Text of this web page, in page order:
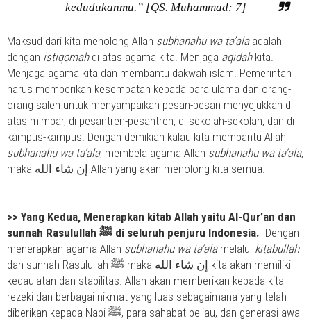
kedudukanmu.” [QS. Muhammad: 7]
Maksud dari kita menolong Allah subhanahu wa ta’ala adalah
dengan istiqomah di atas agama kita. Menjaga aqidah kita.
Menjaga agama kita dan membantu dakwah islam. Pemerintah
harus memberikan kesempatan kepada para ulama dan orang-
orang saleh untuk menyampaikan pesan-pesan menyejukkan di
atas mimbar, di pesantren-pesantren, di sekolah-sekolah, dan di
kampus-kampus. Dengan demikian kalau kita membantu Allah
subhanahu wa ta’ala, membela agama Allah subhanahu wa ta’ala,
maka إن شاء الله Allah yang akan menolong kita semua.
>> Yang Kedua, Menerapkan kitab Allah yaitu Al-Qur’an dan
sunnah Rasulullah ﷺ di seluruh penjuru Indonesia. Dengan
menerapkan agama Allah subhanahu wa ta’ala melalui kitabullah
dan sunnah Rasulullah ﷺ maka إن شاء الله kita akan memiliki
kedaulatan dan stabilitas. Allah akan memberikan kepada kita
rezeki dan berbagai nikmat yang luas sebagaimana yang telah
diberikan kepada Nabi ﷺ, para sahabat beliau, dan generasi awal